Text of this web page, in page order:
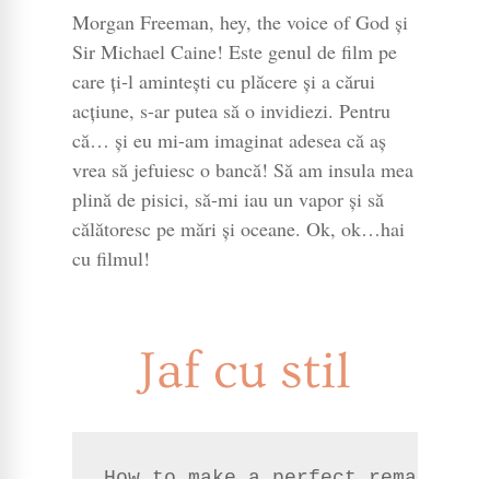
Morgan Freeman, hey, the voice of God și
Sir Michael Caine! Este genul de film pe
care ți-l amintești cu plăcere și a cărui
acțiune, s-ar putea să o invidiezi. Pentru
că… și eu mi-am imaginat adesea că aș
vrea să jefuiesc o bancă! Să am insula mea
plină de pisici, să-mi iau un vapor și să
călătoresc pe mări și oceane. Ok, ok…hai
cu filmul!
Jaf cu stil